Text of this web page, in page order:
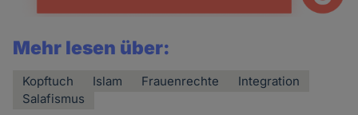
Mehr lesen über:
Kopftuch Islam Frauenrechte
Integration
Salafismus